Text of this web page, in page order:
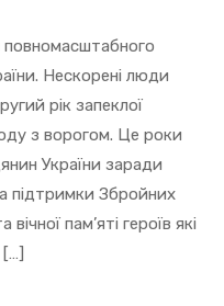
Нескорені люди
рік запеклої
з ворогом. Це роки
України заради
підтримки Збройних
пам’яті героїв які
[…]